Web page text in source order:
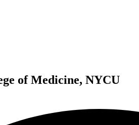
of Medicine, NYCU